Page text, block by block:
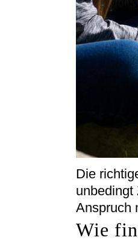
Die
unbedingt
Anspruch
Wie